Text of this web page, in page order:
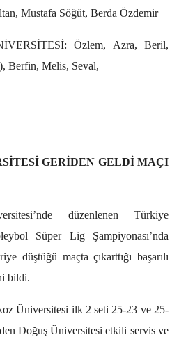
Mustafa Söğüt, Berda Özdemir
Özlem, Azra, Beril,
Berfin, Melis, Seval,
GERİDEN GELDİ MAÇI
düzenlenen Türkiye
Süper Lig Şampiyonası’nda
düştüğü maçta çıkarttığı başarılı
bildi.
Üniversitesi ilk 2 seti 25-23 ve 25-
Doğuş Üniversitesi etkili servis ve